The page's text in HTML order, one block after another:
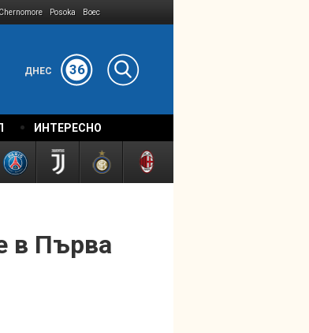
Chernomore Posoka Boec
ДНЕС 36
ИНТЕРЕСНО
в Първа